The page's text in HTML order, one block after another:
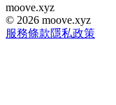
moove.xyz
© 2026 moove.xyz
服務條款隱私政策